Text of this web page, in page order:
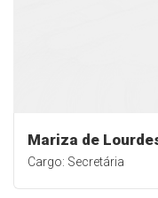
Mariza de
Cargo: Secretária